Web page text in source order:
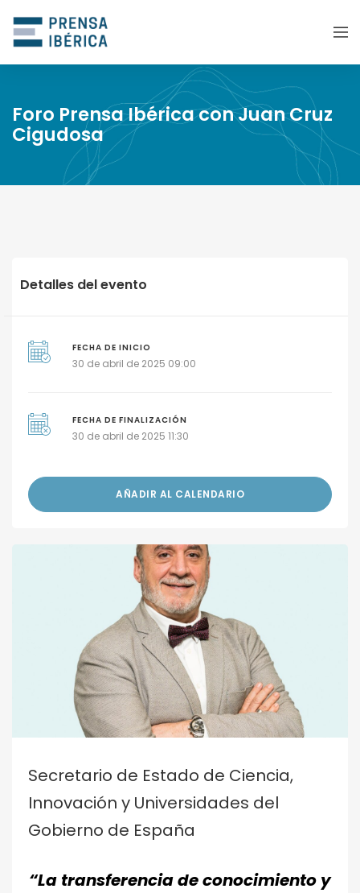
Foro Prensa Ibérica con Juan Cruz
Cigudosa
Detalles del evento
FECHA DE INICIO
30 de abril de 2025 09:00
FECHA DE FINALIZACIÓN
30 de abril de 2025 11:30
AÑADIR AL CALENDARIO
Secretario de Estado de Ciencia,
Innovación y Universidades del
Gobierno de España
“La transferencia de conocimiento y